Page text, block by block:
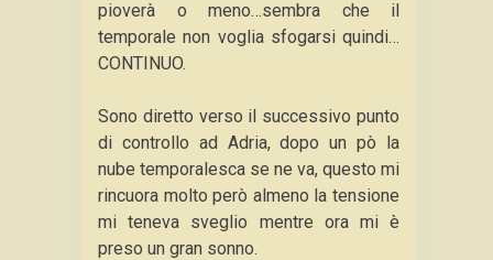
pioverà o meno…sembra che il
temporale non voglia sfogarsi quindi…
CONTINUO.
Sono diretto verso il successivo punto
di controllo ad Adria, dopo un pò la
nube temporalesca se ne va, questo mi
rincuora molto però almeno la tensione
mi teneva sveglio mentre ora mi è
preso un gran sonno.